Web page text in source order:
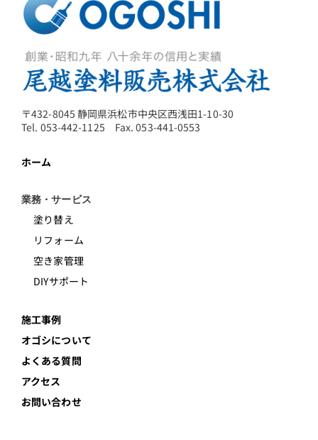
〒432-8045 静岡県浜松市中央区西浅田1-10-30
Tel. 053-442-1125 Fax. 053-441-0553
ホーム
業務・サービス
塗り替え
リフォーム
空き家管理
DIYサポート
施工事例
オゴシについて
よくある質問
アクセス
お問い合わせ